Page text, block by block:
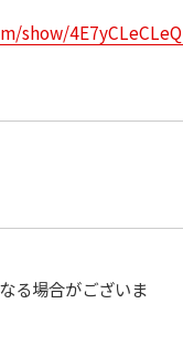
show/
る場合がございま